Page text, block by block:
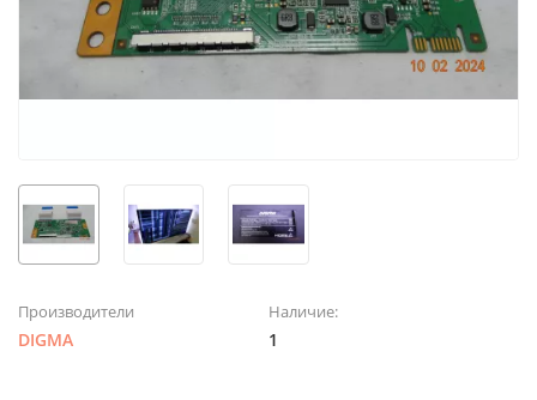
Производители
DIGMA
Наличие:
1